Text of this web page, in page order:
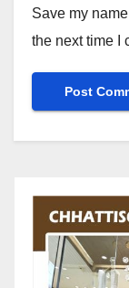
Save my
the next time I